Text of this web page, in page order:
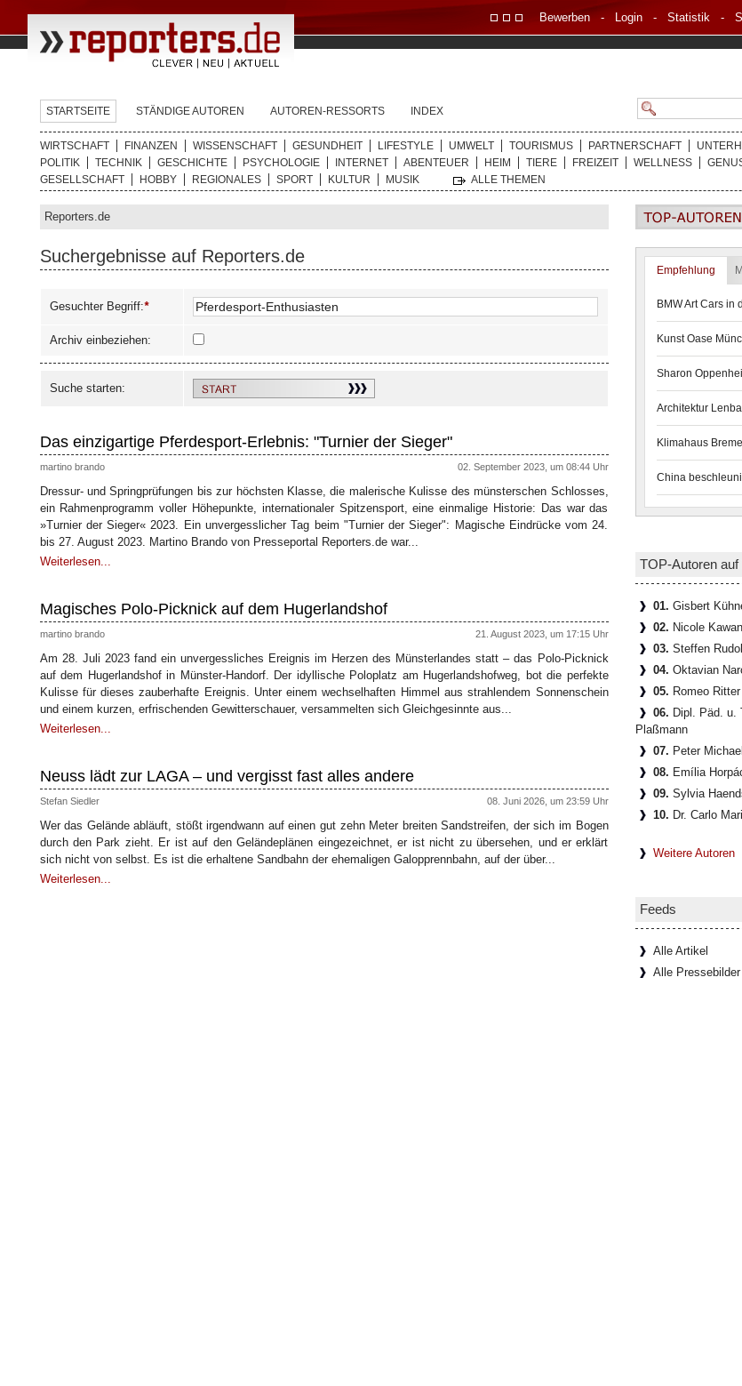
Bewerben- Login- Statistik-
STARTSEITE STÄNDIGE AUTOREN AUTOREN-RESSORTS INDEX
WIRTSCHAFT FINANZEN WISSENSCHAFT GESUNDHEIT LIFESTYLE UMWELT TOURISMUS PARTNERSCHAFT
POLITIK
TECHNIK GESCHICHTE PSYCHOLOGIE INTERNET ABENTEUER HEIM TIERE FREIZEIT WELLNESS
GESELLSCHAFT
HOBBY REGIONALES SPORT KULTUR MUSIK ALLE THEMEN
Reporters.de
Suchergebnisse auf Reporters.de
Gesuchter Begriff:*
Archiv einbeziehen:
Suche starten:
Das einzigartige Pferdesport-Erlebnis: "Turnier der Sieger"
martino brando 02. September 2023, um 08:44 Uhr
Dressur- und Springprüfungen bis zur höchsten Klasse, die malerische Kulisse des münsterschen Schlosses,
ein Rahmenprogramm voller Höhepunkte, internationaler Spitzensport, eine einmalige Historie: Das war das
»Turnier der Sieger« 2023. Ein unvergesslicher Tag beim "Turnier der Sieger": Magische Eindrücke vom 24.
bis 27. August 2023. Martino Brando von Presseportal Reporters.de war...
Weiterlesen...
Magisches Polo-Picknick auf dem Hugerlandshof
martino brando 21. August 2023, um 17:15 Uhr
Am 28. Juli 2023 fand ein unvergessliches Ereignis im Herzen des Münsterlandes statt – das Polo-Picknick
auf dem Hugerlandshof in Münster-Handorf. Der idyllische Poloplatz am Hugerlandshofweg, bot die perfekte
Kulisse für dieses zauberhafte Ereignis. Unter einem wechselhaften Himmel aus strahlendem Sonnenschein
und einem kurzen, erfrischenden Gewitterschauer, versammelten sich Gleichgesinnte aus...
Weiterlesen...
Neuss lädt zur LAGA – und vergisst fast alles andere
Stefan Siedler 08. Juni 2026, um 23:59 Uhr
Wer das Gelände abläuft, stößt irgendwann auf einen gut zehn Meter breiten Sandstreifen, der sich im Bogen
durch den Park zieht. Er ist auf den Geländeplänen eingezeichnet, er ist nicht zu übersehen, und er erklärt
sich nicht von selbst. Es ist die erhaltene Sandbahn der ehemaligen Galopprennbahn, auf der über...
Weiterlesen...
Empfehlung
BMW Art Cars in
Kunst Oase
Sharon
Architektur
Klimahaus
China
TOP-Autoren
01. Gisbert
02. Nicole Kawan
03. Steffen
04. Oktavian
05. Romeo Ritter
06. Dipl. Päd. u.
Plaßmann
07. Peter
08. Emília
09. Sylvia
10. Dr. Carlo
Weitere Autoren
Feeds
Alle Artikel
Alle Pressebilder